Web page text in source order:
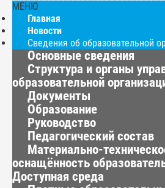
МЕНЮ
Главная
Новости
Сведения об образовательной
Основные сведения
Структура и органы
образовательной
Документы
Образование
Руководство
Педагогический состав
Материально-
оснащённость
Доступная среда